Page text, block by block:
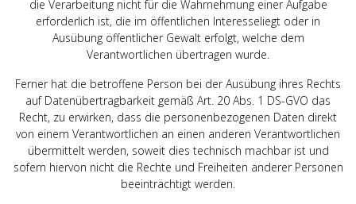
die Verarbeitung nicht für die Wahrnehmung einer Aufgabe
erforderlich ist, die im öffentlichen Interesseliegt oder in
Ausübung öffentlicher Gewalt erfolgt, welche dem
Verantwortlichen übertragen wurde.
Ferner hat die betroffene Person bei der Ausübung ihres Rechts
auf Datenübertragbarkeit gemäß Art. 20 Abs. 1 DS-GVO das
Recht, zu erwirken, dass die personenbezogenen Daten direkt
von einem Verantwortlichen an einen anderen Verantwortlichen
übermittelt werden, soweit dies technisch machbar ist und
sofern hiervon nicht die Rechte und Freiheiten anderer Personen
beeinträchtigt werden.